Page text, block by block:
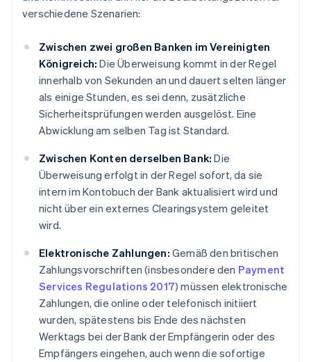
verschiedene Szenarien:
Zwischen zwei großen Banken im Vereinigten
Königreich: Die Überweisung kommt in der Regel
innerhalb von Sekunden an und dauert selten länger
als einige Stunden, es sei denn, zusätzliche
Sicherheitsprüfungen werden ausgelöst. Eine
Abwicklung am selben Tag ist Standard.
Zwischen Konten derselben Bank: Die
Überweisung erfolgt in der Regel sofort, da sie
intern im Kontobuch der Bank aktualisiert wird und
nicht über ein externes Clearingsystem geleitet
wird.
Elektronische Zahlungen: Gemäß den britischen
Zahlungsvorschriften (insbesondere den Payment
Services Regulations 2017) müssen elektronische
Zahlungen, die online oder telefonisch initiiert
wurden, spätestens bis Ende des nächsten
Werktags bei der Bank der Empfängerin oder des
Empfängers eingehen, auch wenn die sofortige